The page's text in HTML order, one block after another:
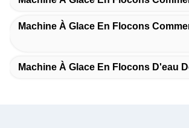
long terme, la société a établi un bon
avec de nombreux clients nationaux et
philosophie pour s'assurer que les clients sont